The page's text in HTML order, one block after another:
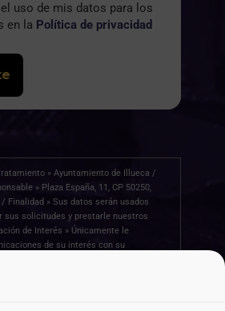
uso de mis datos para los
en la Política de privacidad
» Ayuntamiento de Illueca /
» Plaza España, 11, CP 50250,
/ Finalidad » Sus datos serán usados
sus solicitudes y prestarle nuestros
de Interés » Únicamente le
de su interés con su
establecida al efecto /
trataremos sus datos con su